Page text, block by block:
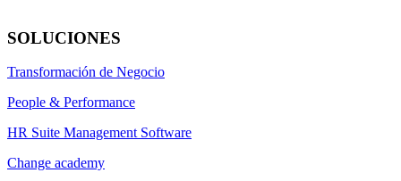
SOLUCIONES
Transformación de Negocio
People & Performance
HR Suite Management Software
Change academy